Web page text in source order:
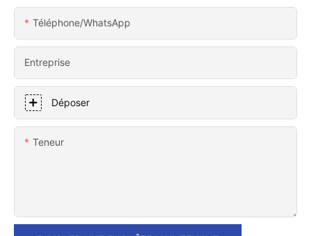
Téléphone/WhatsApp
Entreprise
Déposer
Teneur